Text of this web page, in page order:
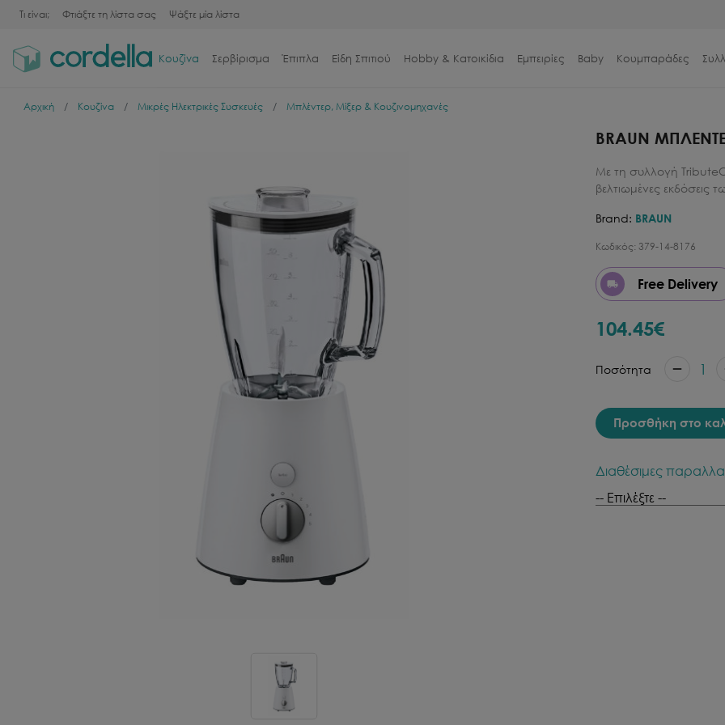
Τι είναι; Φτιάξτε τη λίστα σας Ψάξτε μία λίστα
Κουζίνα Σερβίρισμα Έπιπλα Είδη Σπιτιού Hobby & Κατοικίδια Εμπειρίες Baby Κουμπαράδες
Αρχική Κουζίνα Μικρές Ηλεκτρικές Συσκευές Μπλέντερ, Μίξερ & Κουζινομηχανές
BRAUN
Με τη συλλογή
βελτιωμένες εκδόσεις
Brand: BRAUN
Κωδικός: 379-14-8176
Free Delivery
104.45€
Ποσότητα 1
Προσθήκη στο
Διαθέσιμες